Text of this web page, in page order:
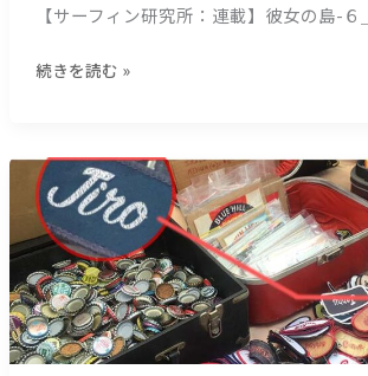
【サーフィン研究所：連載】彼女の島-６＿
文
続きを読む »
【サ
ー
フ
ィ
ン
研
究
所】